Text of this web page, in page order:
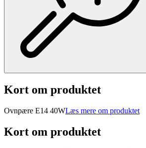
Kort om produktet
Ovnpære E14 40WLæs mere om produktet
Kort om produktet